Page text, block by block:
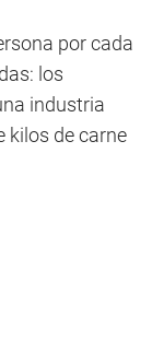
por cada
los
industria
kilos de carne